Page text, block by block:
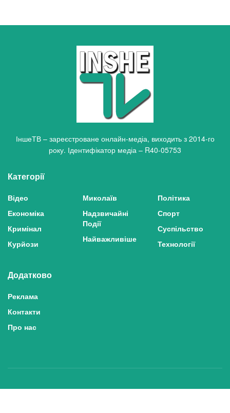
ІншеТВ – зареєстроване онлайн-медіа, виходить з 2014-го
року. Ідентифікатор медіа – R40-05753
Категорії
Відео
Економіка
Кримінал
Курйози
Миколаїв
Надзвичайні
Події
Найважливіше
Політика
Спорт
Суспільство
Технології
Додатково
Реклама
Контакти
Про нас
Політика конфіденційності та захисту персональних даних